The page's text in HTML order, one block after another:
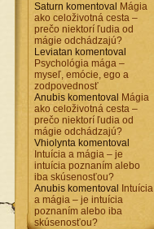
Saturn komentoval Mágia
ako celoživotná cesta –
prečo niektorí ľudia od
mágie odchádzajú?
Leviatan komentoval
Psychológia mága –
myseľ, emócie, ego a
zodpovednosť
Anubis komentoval Mágia
ako celoživotná cesta –
prečo niektorí ľudia od
mágie odchádzajú?
Vhiolynta komentoval
Intuícia a mágia – je
intuícia poznaním alebo
iba skúsenosťou?
Anubis komentoval
Intuícia
a mágia – je intuícia
poznaním alebo iba
skúsenosťou?